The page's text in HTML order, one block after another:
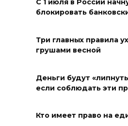
Александр Ищенко
строителей в
госпиталям,
07 августа 2026 12:28
медколледже
С 1 июля в России
блокировать
Три главных правила
грушами весной
Деньги будут
если соблюдать эти
Кто имеет право на